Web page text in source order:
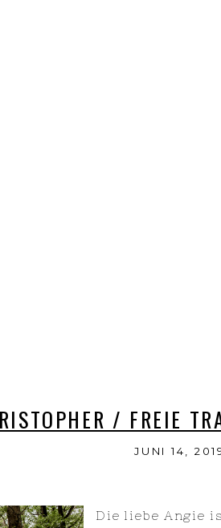
/ FREIE
JUNI 14,
Die liebe Angie